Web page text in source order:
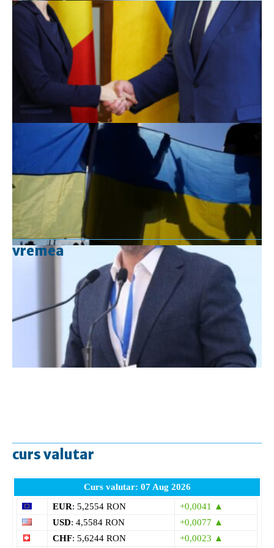
vremea
curs valutar
Curs valutar: 07 Aug 2026
EUR: 5,2554 RON
+0,0041 ▲
USD: 4,5584 RON
+0,0077 ▲
CHF: 5,6244 RON
+0,0023 ▲